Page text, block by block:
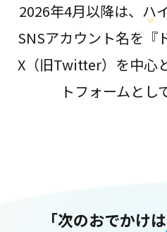
2026年4月以降は、ハ
SNSアカウント名を『
X（旧Twitter）を中心
トフォームとし
「次のおでかけは